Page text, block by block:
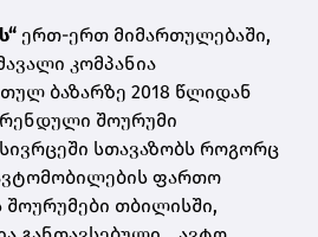
ერთ-ერთ მიმართულებაში,
კომპანია
ბაზარზე 2018 წლიდან
შოურუმი
სთავაზობს როგორც
ფართო
შოურუმები თბილისში,